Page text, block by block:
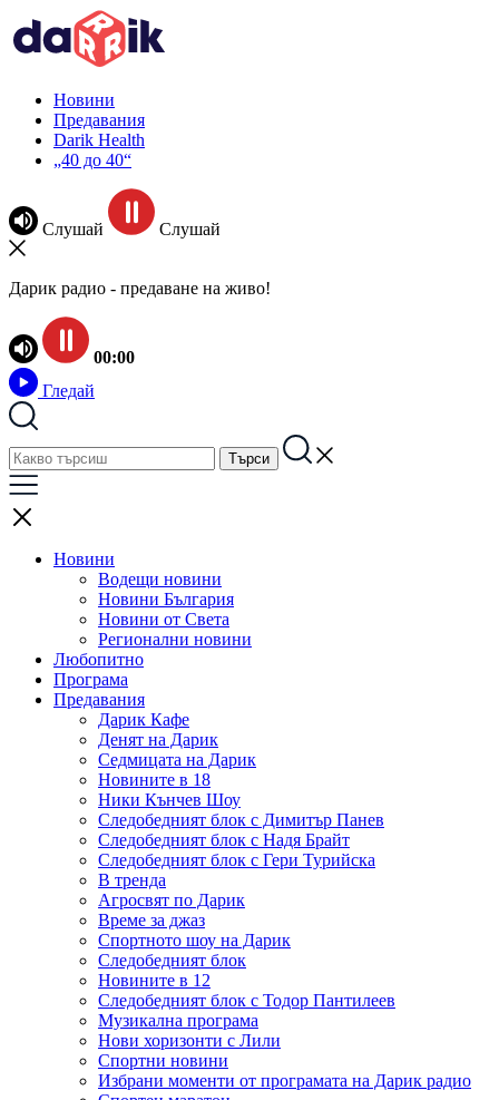
Новини
Предавания
Darik Health
„40 до 40“
Слушай Слушай
Дарик радио - предаване на живо!
00:00
Гледай
Новини
Водещи новини
Новини България
Новини от Света
Регионални новини
Любопитно
Програма
Предавания
Дарик Кафе
Денят на Дарик
Седмицата на Дарик
Новините в 18
Ники Кънчев Шоу
Следобедният блок с Димитър Панев
Следобедният блок с Надя Брайт
Следобедният блок с Гери Турийска
В тренда
Агросвят по Дарик
Време за джаз
Спортното шоу на Дарик
Следобедният блок
Новините в 12
Следобедният блок с Тодор Пантилеев
Музикална програма
Нови хоризонти с Лили
Спортни новини
Избрани моменти от програмата на Дарик радио